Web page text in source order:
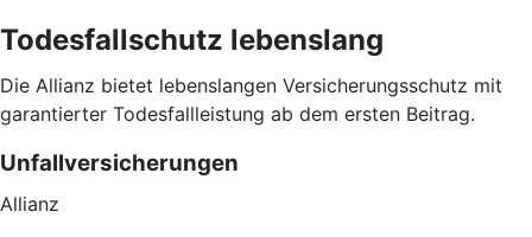
Todesfallschutz lebenslang
Die Allianz bietet lebenslangen Versicherungsschutz mit
garantierter Todesfallleistung ab dem ersten Beitrag.
Unfallversicherungen
Allianz